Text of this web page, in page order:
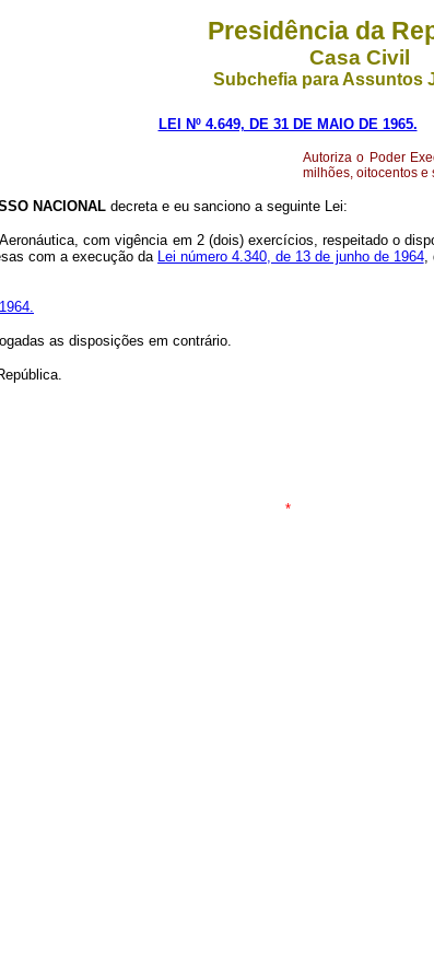
Presidência da
Casa Civil
Subchefia para Assuntos
LEI Nº 4.649, DE 31 DE MAIO DE 1965.
Autoriza o Poder
milhões, oitocentos e
NACIONAL decreta e eu sanciono a seguinte Lei:
com vigência em 2 (dois) exercícios, respeitado o
com a execução da Lei número 4.340, de 13 de junho de 1964,
as disposições em contrário.
*